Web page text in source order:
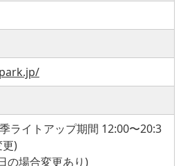
ライトアップ期間 12:00〜20:3
)
の場合変更あり)